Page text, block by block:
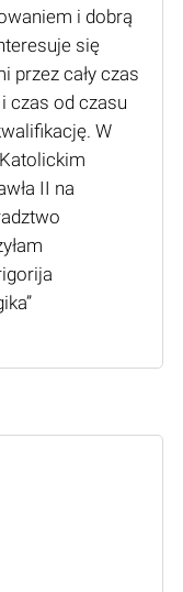
i dobrą
się
przez cały czas
czas od czasu
W
II na